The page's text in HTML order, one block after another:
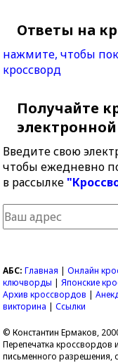
Ответы на
нажмите, чтобы
кроссворд
Получайте
Введите свою
чтобы ежедневно
в рассылке
АБС: Главная |Онлайн
ключворды |Японские
Архив кроссвордов |
викторина |Ссылки
© Константин Ермаков,
Перепечатка
письменного разрешения,